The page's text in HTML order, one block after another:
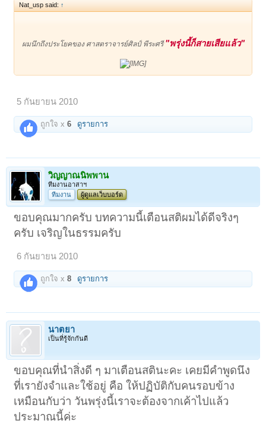
Nat_usp said: ↑
ผมนึกถึงประโยคของ ศาสตราจารย์ศิลป์ พีระศรี"พรุ่งนี้ก็สายเสียแล้ว"
5 กันยายน 2010
ถูกใจ x6 ดูรายการ
วิญญาณนิพพาน
ทีมงานอาสาฯ
ทีมงาน
ผู้ดูแลเว็บบอร์ด
ขอบคุณมากครับ บทความนี้เตือนสติผมได้ดีจริงๆ
ครับ เจริญในธรรมครับ
6 กันยายน 2010
ถูกใจ x8 ดูรายการ
นาตยา
เป็นที่รู้จักกันดี
ขอบคุณที่นำสิ่งดี ๆ มาเตือนสตินะคะ เคยมีคำพูดนึง
ที่เรายังจำและใช้อยู่ คือ ให้ปฏิบัติกับคนรอบข้าง
เหมือนกับว่า วันพรุ่งนี้เราจะต้องจากเค้าไปแล้ว
ประมาณนี้ค่ะ